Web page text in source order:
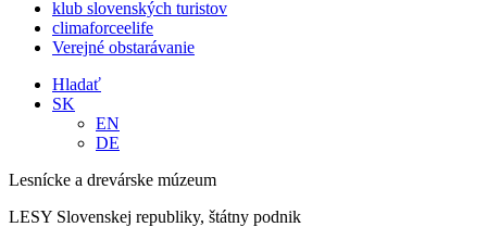
klub slovenských turistov
climaforceelife
Verejné obstarávanie
Hladať
SK
EN
DE
Lesnícke a drevárske múzeum
LESY Slovenskej republiky, štátny podnik